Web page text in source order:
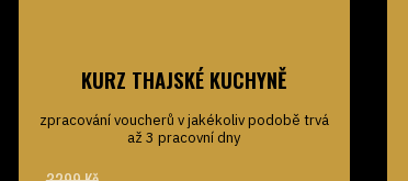
KURZ THAJSKÉ KUCHYNĚ
zpracování voucherů v jakékoliv podobě trvá
až 3 pracovní dny